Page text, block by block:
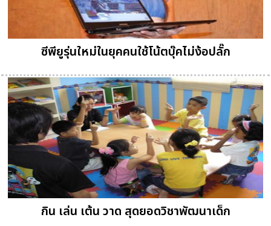
ซีพียูรุ่นใหม่ในยุคคนใช้โน้ตบุ๊คไม่ง้อปลั๊ก
กิน เล่น เต้น วาด สุดยอดวิชาพัฒนาเด็ก